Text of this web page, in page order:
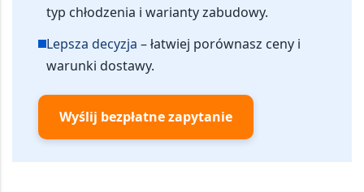
typ chłodzenia i warianty zabudowy.
Lepsza decyzja – łatwiej porównasz ceny i
warunki dostawy.
Wyślij bezpłatne zapytanie